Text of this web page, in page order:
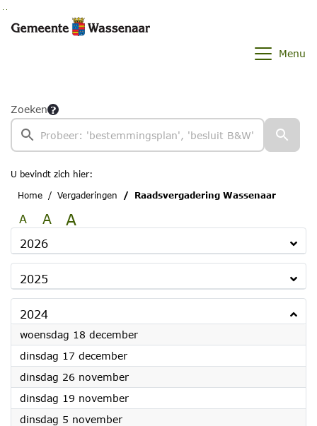
Ga naar de inhoud van deze pagina
Ga naar het zoeken
Ga naar het menu
Menu
Zoeken
U bevindt zich hier:
Home
Vergaderingen Raadsvergadering Wassenaar
A A A
2026
2025
2024
woensdag 18 december2024
dinsdag 17 december2024
dinsdag 26 november2024
dinsdag 19 november2024
dinsdag 5 november2024